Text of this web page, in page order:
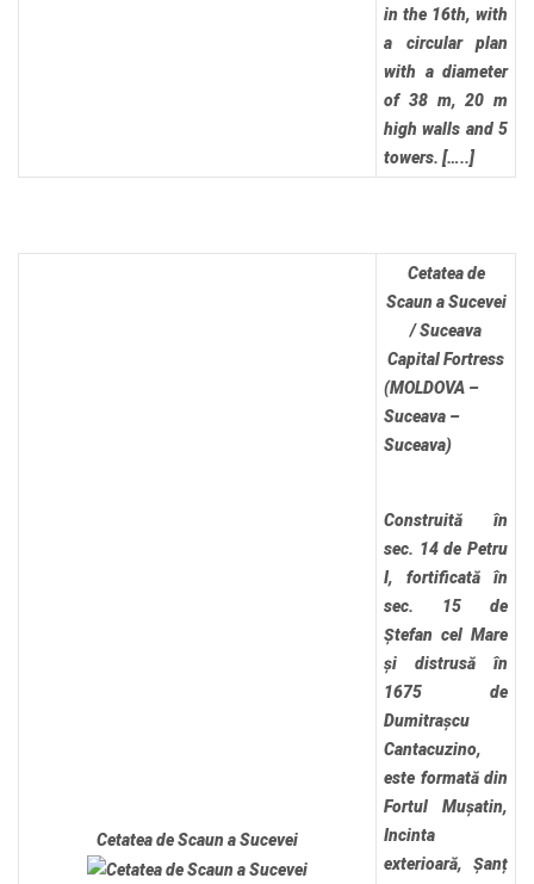
in the 16th, with
a circular plan
with a diameter
of 38 m, 20 m
high walls and 5
towers. […..]
Cetatea de Scaun a Sucevei
Cetatea de
Scaun a Sucevei
/ Suceava
Capital Fortress
(MOLDOVA –
Suceava –
Suceava)
Construită în
sec. 14 de Petru
I, fortificată în
sec. 15 de
Ștefan cel Mare
și distrusă în
1675 de
Dumitrașcu
Cantacuzino,
este formată din
Fortul Mușatin,
Incinta
exterioară, Șanț